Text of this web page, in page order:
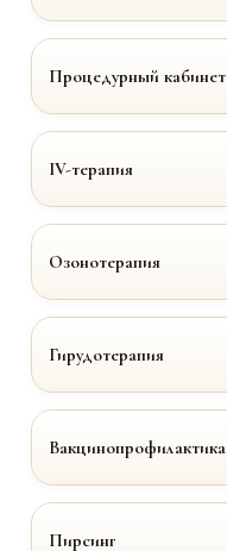
Процедурный кабинет
IV-терапия
Озонотерапия
Гирудотерапия
Вакцинопрофилактика
Пирсинг